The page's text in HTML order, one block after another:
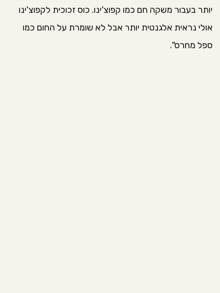
יותר בעבור משקה חם כמו קפוצ'ינו. כוס זכוכית לקפוצ'ינו
אולי נראית אלגנטית יותר אבל לא שומרת על החום כמו
ספל מחרס".